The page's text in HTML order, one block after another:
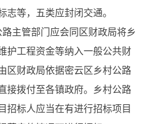
志等，五类应封闭交通。
主管部门应会同区财政局将乡
护工程资金等纳入一般公共财
区财政局依据密云区乡村公路
接拨付至各镇政府。乡村公路
招标人应当在有进行招标项目